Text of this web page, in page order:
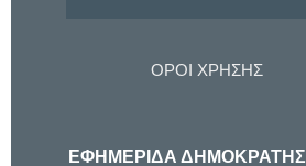
ΟΡΟΙ ΧΡΗΣΗΣ
ΕΦΗΜΕΡΙΔΑ ΔΗΜΟΚΡΑΤΗΣ